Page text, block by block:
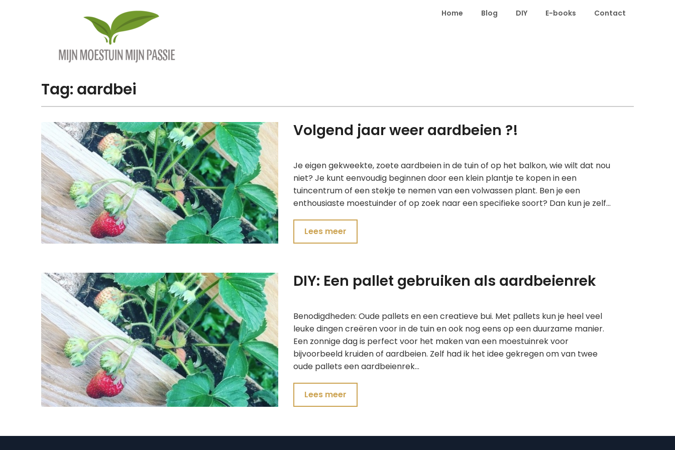
Home Blog DIY E-books Contact
Tag: aardbei
Volgend jaar weer aardbeien ?!
Je eigen gekweekte, zoete aardbeien in de tuin of op het balkon, wie wilt dat nou
niet? Je kunt eenvoudig beginnen door een klein plantje te kopen in een
tuincentrum of een stekje te nemen van een volwassen plant. Ben je een
enthousiaste moestuinder of op zoek naar een specifieke soort? Dan kun je zelf…
Lees meer
DIY: Een pallet gebruiken als aardbeienrek
Benodigdheden: Oude pallets en een creatieve bui. Met pallets kun je heel veel
leuke dingen creëren voor in de tuin en ook nog eens op een duurzame manier.
Een zonnige dag is perfect voor het maken van een moestuinrek voor
bijvoorbeeld kruiden of aardbeien. Zelf had ik het idee gekregen om van twee
oude pallets een aardbeienrek…
Lees meer